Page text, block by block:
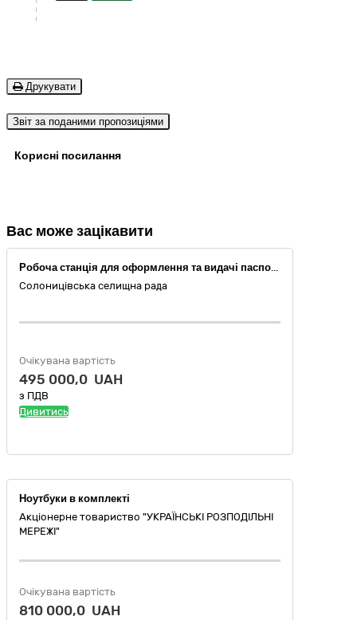
Друкувати
Звіт за поданими пропозиціями
Корисні посилання
Вас може зацікавити
Робоча станція для оформлення та видачі паспортних документів, що підтверджують громадянство України, посвідчують особу чи її спеціальний статус, з комплектом обладнання для зняття біометричних даних (параметрів) особи
Солоницівська селищна рада
Очікувана вартість
495 000,0 UAH
з ПДВ
Дивитись
Ноутбуки в комплекті
Акціонерне товариство "УКРАЇНСЬКІ РОЗПОДІЛЬНІ
МЕРЕЖІ"
Очікувана вартість
810 000,0 UAH